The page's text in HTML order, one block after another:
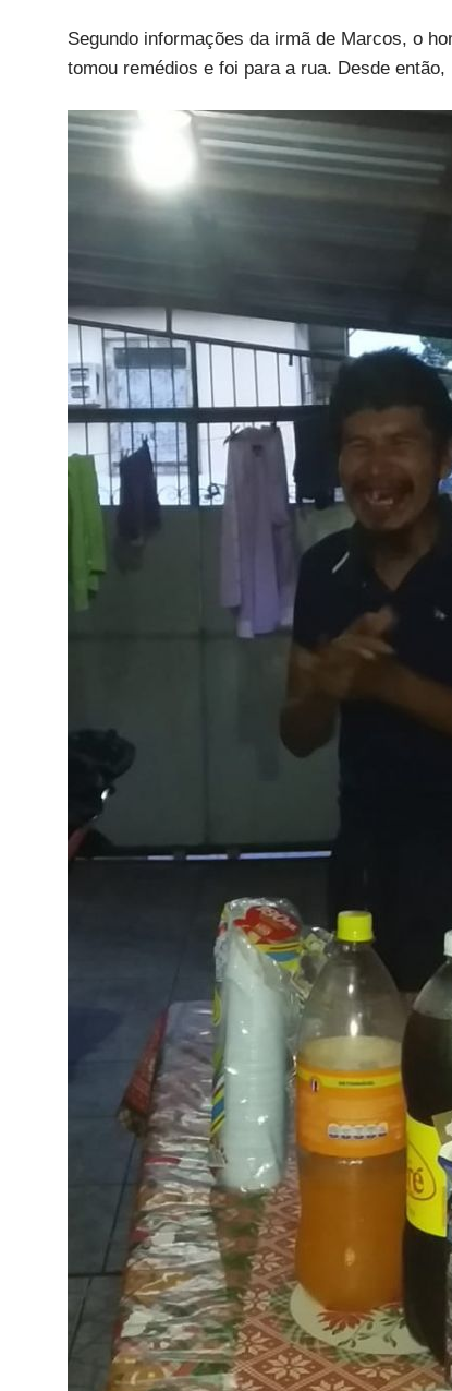
Segundo informações da irmã de Marcos, o
tomou remédios e foi para a rua. Desde